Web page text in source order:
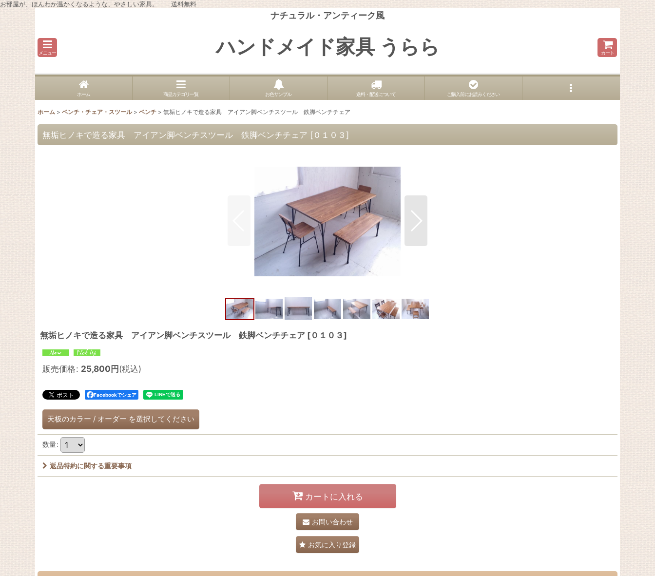
お部屋が、ほんわか温かくなるような、やさしい家具。 送料無料
ナチュラル・アンティーク風
メニュー ハンドメイド家具 うらら カート
ホーム 商品カテゴリ一覧 お色サンプル 送料・配送について ご購入前にお読みください
ホーム > ベンチ・チェア・スツール > ベンチ > 無垢ヒノキで造る家具 アイアン脚ベンチスツール 鉄脚ベンチチェア
無垢ヒノキで造る家具 アイアン脚ベンチスツール 鉄脚ベンチチェア [０１０３]
無垢ヒノキで造る家具 アイアン脚ベンチスツール 鉄脚ベンチチェア [０１０３]
販売価格: 25,800円(税込)
Facebookでシェア
天板のカラー / オーダー を選択してください
数量:
返品特約に関する重要事項
カートに入れる
お問い合わせ
お気に入り登録